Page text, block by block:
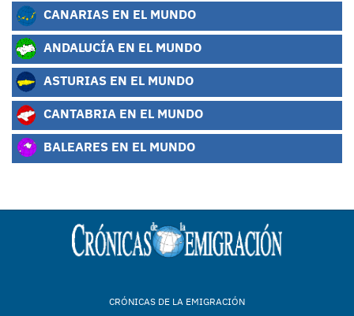
CANARIAS EN EL MUNDO
ANDALUCÍA EN EL MUNDO
ASTURIAS EN EL MUNDO
CANTABRIA EN EL MUNDO
BALEARES EN EL MUNDO
CRÓNICAS DE LA EMIGRACIÓN